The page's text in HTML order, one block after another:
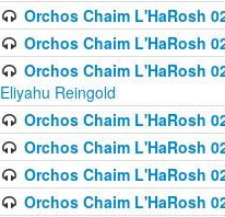
Orchos Chaim L'HaRosh
Orchos Chaim L'HaRosh
Orchos Chaim L'HaRosh
Eliyahu Reingold
Orchos Chaim L'HaRosh
Orchos Chaim L'HaRosh
Orchos Chaim L'HaRosh
Orchos Chaim L'HaRosh